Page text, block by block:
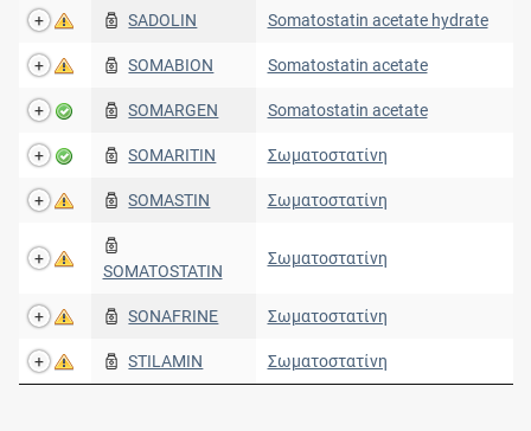
SADOLIN Somatostatin acetate hydrate
SOMABION Somatostatin acetate
SOMARGEN Somatostatin acetate
SOMARITIN Σωματοστατίνη
SOMASTIN Σωματοστατίνη
SOMATOSTATIN
Σωματοστατίνη
SONAFRINE Σωματοστατίνη
STILAMIN Σωματοστατίνη